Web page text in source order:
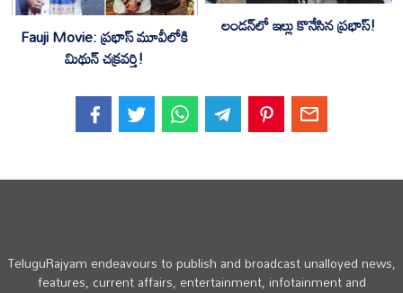
Fauji Movie: ప్రభాస్‌ మూవీలోకి
మిథున్‌ చక్రవర్తి!
లండన్‌లో ఇల్లు కొనేసిన ప్రభాస్‌!
TeluguRajyam endeavours to publish and broadcast unalloyed news,
features, current affairs, entertainment, infotainment and